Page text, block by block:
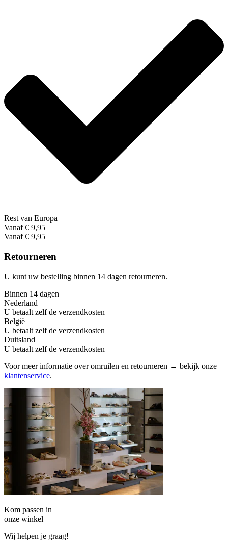
Rest van Europa
Vanaf € 9,95
Vanaf € 9,95
Retourneren
U kunt uw bestelling binnen 14 dagen retourneren.
Binnen 14 dagen
Nederland
U betaalt zelf de verzendkosten
België
U betaalt zelf de verzendkosten
Duitsland
U betaalt zelf de verzendkosten
Voor meer informatie over omruilen en retourneren → bekijk onze
klantenservice.
Kom passen in
onze winkel
Wij helpen je graag!